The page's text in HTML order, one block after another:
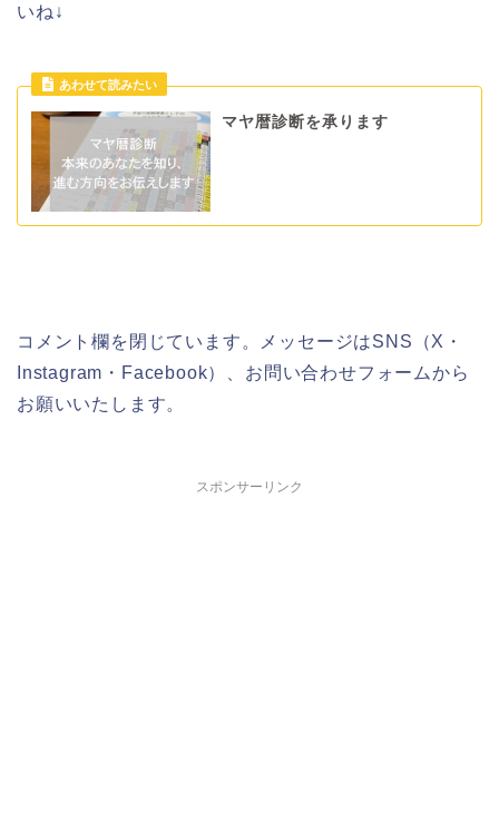
いね↓
マヤ暦診断を承ります
コメント欄を閉じています。メッセージはSNS（X・
Instagram・Facebook）、お問い合わせフォームから
お願いいたします。
スポンサーリンク